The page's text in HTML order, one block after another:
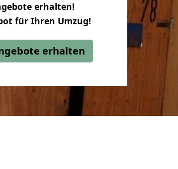
erhalten!
für Ihren Umzug!
erhalten